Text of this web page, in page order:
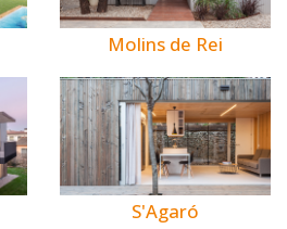
Molins de Rei
S'Agaró